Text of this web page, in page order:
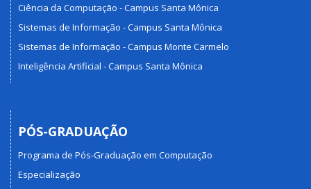
Ciência da Computação - Campus Santa Mônica
Sistemas de Informação - Campus Santa Mônica
Sistemas de Informação - Campus Monte Carmelo
Inteligência Artificial - Campus Santa Mônica
PÓS-GRADUAÇÃO
Programa de Pós-Graduação em Computação
Especialização